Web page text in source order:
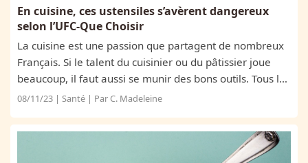
En cuisine, ces ustensiles s’avèrent dangereux
selon l’UFC-Que Choisir
La cuisine est une passion que partagent de nombreux
Français. Si le talent du cuisinier ou du pâtissier joue
beaucoup, il faut aussi se munir des bons outils. Tous les
ustensiles ne se valent pas et certains représentent
08/11/23 | Santé | Par C. Madeleine